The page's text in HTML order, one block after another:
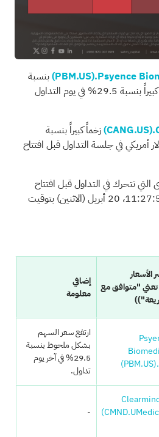
Psyence
(PBM.US)بنسبة
102% بعد أن حققت زخماً كبيراً بنسبة 29.5% في يوم التداول
(CANG.US)زخماً كبيراً بنسبة
ليصل إلى 0.52 دولار أمريكي في جلسة التداول قبل افتتاح
تتحرك في التداول قبل افتتاح
السوق اعتبارًا من الساعة 11:27:56، 20 أبريل (الاثنين) بتوقيت
الأسعار
"متوافق مع
إضافي
معلومة
(PBM.US)
ارتفع سعر السهم
بشكل ملحوظ بنسبة
29.5% في آخر يوم
تداول.
(CMND.U
-